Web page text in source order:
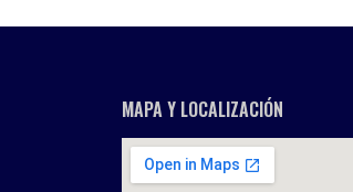
MAPA Y LOCALIZACIÓN